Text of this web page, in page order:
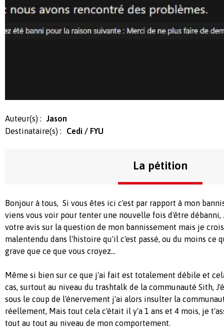
Auteur(s) :
Jason
Destinataire(s) :
Cedi / FYU
La pétition
Bonjour à tous, Si vous êtes ici c'est par rapport à mon
viens vous voir pour tenter une nouvelle fois d'être
votre avis sur la question de mon bannissement mais je
malentendu dans l'histoire qu'il c'est passé, ou du moins ce
grave que ce que vous croyez...
Même si bien sur ce que j'ai fait est totalement débile et
cas, surtout au niveau du trashtalk de la communauté Sith,
sous le coup de l'énervement j'ai alors insulter la
réellement, Mais tout cela c'était il y'a 1 ans et 4 mois, je
tout au tout au niveau de mon comportement.